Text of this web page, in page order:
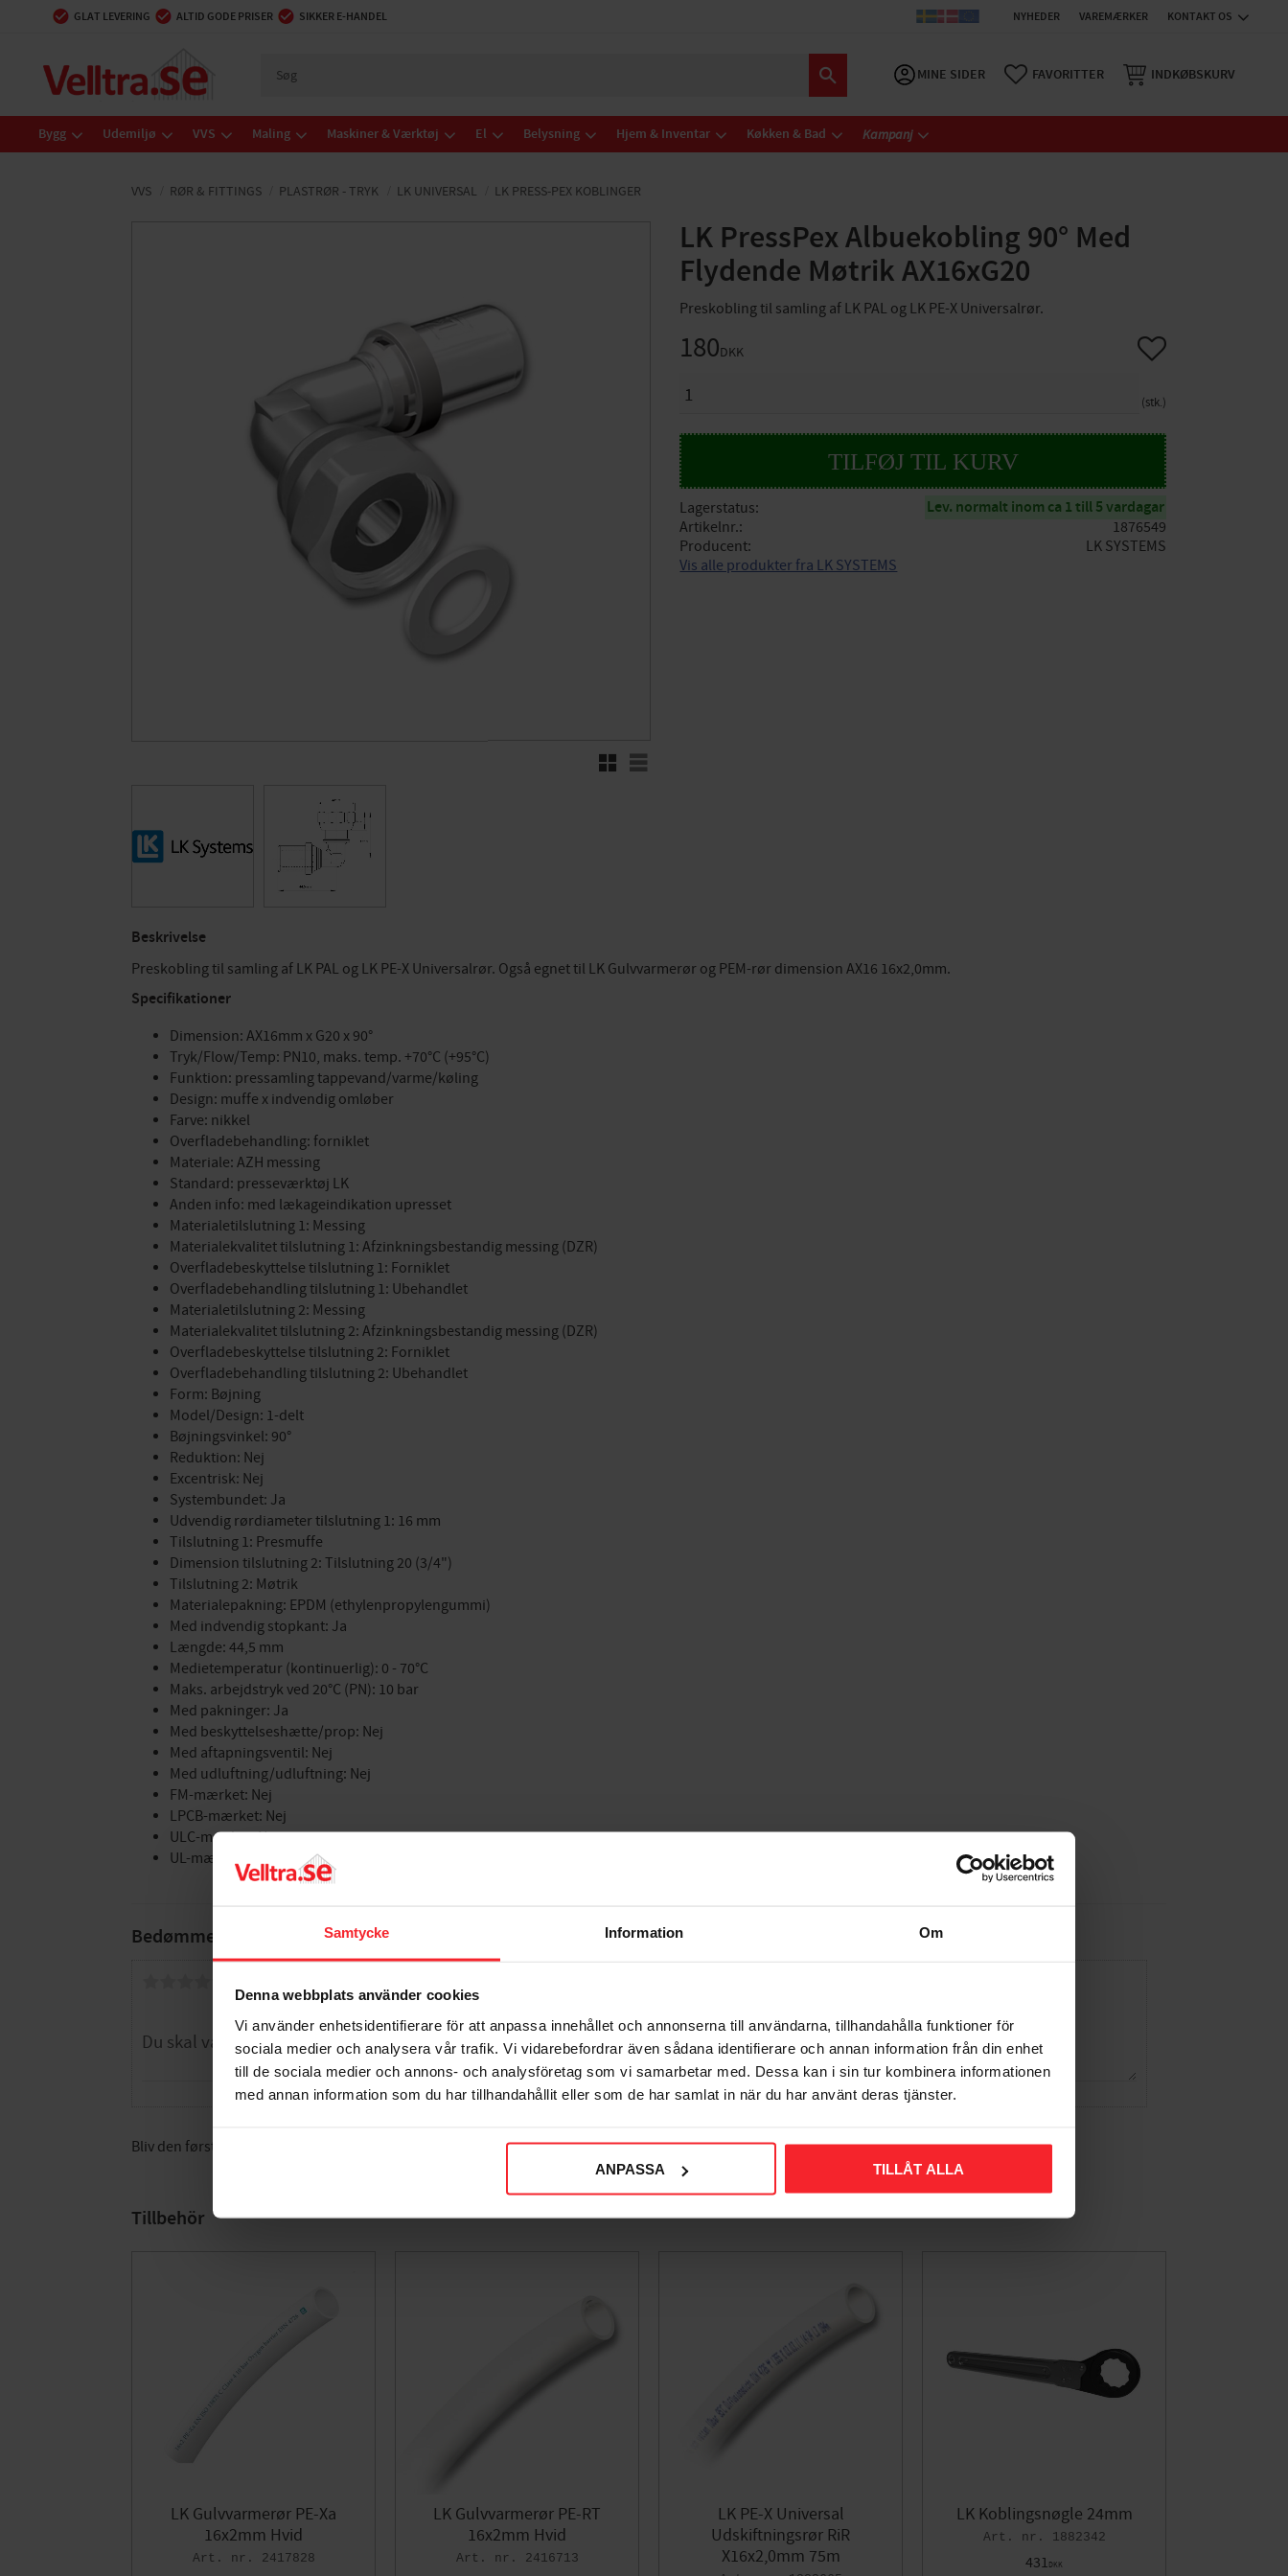
Samtycke Information Om
Denna webbplats använder cookies
Vi använder enhetsidentifierare för att anpassa innehållet och annonserna till användarna, tillhandahålla funktioner för
sociala medier och analysera vår trafik. Vi vidarebefordrar även sådana identifierare och annan information från din enhet
till de sociala medier och annons- och analysföretag som vi samarbetar med. Dessa kan i sin tur kombinera informationen
med annan information som du har tillhandahållit eller som de har samlat in när du har använt deras tjänster.
ANPASSA TILLÅT ALLA
GLAT LEVERING ALTID GODE PRISER SIKKER E-HANDEL NYHEDER VAREMÆRKER KONTAKT OS
MINE SIDER FAVORITTER INDKØBSKURV
Bygg Udemiljø VVS Maling Maskiner & Værktøj El Belysning Hjem & Inventar Køkken & Bad Kampanj
VVS RØR & FITTINGS PLASTRØR - TRYK LK UNIVERSAL LK PRESS-PEX KOBLINGER
LK PressPex Albuekobling 90° Med
Flydende Møtrik AX16xG20
Preskobling til samling af LK PAL og LK PE-X Universalrør.
RutenettListe
180DKK
stk.
Gem som favorit
Lagerstatus Lev. normalt inom ca 1 till 5 vardagar
Artikelnr.
1876549
Producent
LK SYSTEMS
Vis alle produkter fra LK SYSTEMS
Beskrivelse
Preskobling til samling af LK PAL og LK PE-X Universalrør. Også egnet til LK Gulvvarmerør og PEM-rør dimension AX16 16x2,0mm.
Specifikationer
Dimension: AX16mm x G20 x 90°
Tryk/Flow/Temp: PN10, maks. temp. +70°C (+95°C)
Funktion: pressamling tappevand/varme/køling
Design: muffe x indvendig omløber
Farve: nikkel
Overfladebehandling: forniklet
Materiale: AZH messing
Standard: presseværktøj LK
Anden info: med lækageindikation upresset
Materialetilslutning 1: Messing
Materialekvalitet tilslutning 1: Afzinkningsbestandig messing (DZR)
Overfladebeskyttelse tilslutning 1: Forniklet
Overfladebehandling tilslutning 1: Ubehandlet
Materialetilslutning 2: Messing
Materialekvalitet tilslutning 2: Afzinkningsbestandig messing (DZR)
Overfladebeskyttelse tilslutning 2: Forniklet
Overfladebehandling tilslutning 2: Ubehandlet
Form: Bøjning
Model/Design: 1-delt
Bøjningsvinkel: 90°
Reduktion: Nej
Excentrisk: Nej
Systembundet: Ja
Udvendig rørdiameter tilslutning 1: 16 mm
Tilslutning 1: Presmuffe
Dimension tilslutning 2: Tilslutning 20 (3/4")
Tilslutning 2: Møtrik
Materialepakning: EPDM (ethylenpropylengummi)
Med indvendig stopkant: Ja
Længde: 44,5 mm
Medietemperatur (kontinuerlig): 0 - 70°C
Maks. arbejdstryk ved 20°C (PN): 10 bar
Med pakninger: Ja
Med beskyttelseshætte/prop: Nej
Med aftapningsventil: Nej
Med udluftning/udluftning: Nej
FM-mærket: Nej
LPCB-mærket: Nej
ULC-mærket: Nej
UL-mærket: Nej
Bedømmelser
Bliv den første, der giver en bedømmelse.
Tillbehör
LK Gulvvarmerør PE-Xa
16x2mm Hvid
2417828
LK Gulvvarmerør PE-RT
16x2mm Hvid
2416713
LK PE-X Universal
Udskiftningsrør RiR
X16x2,0mm 75m
LK Koblingsnøgle 24mm
1882342
431DKK